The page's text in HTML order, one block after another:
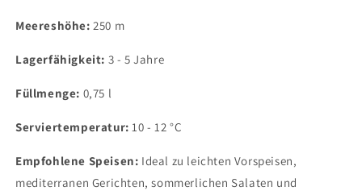
Meereshöhe: 250 m
Lagerfähigkeit: 3 - 5 Jahre
Füllmenge: 0,75 l
Serviertemperatur: 10 - 12 °C
Empfohlene Speisen: Ideal zu leichten Vorspeisen,
mediterranen Gerichten, sommerlichen Salaten und